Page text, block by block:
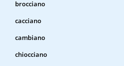
brocciano
cacciano
cambiano
chiocciano